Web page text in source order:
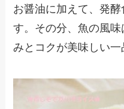
お醤油に加えて、発
す。その分、魚の風
みとコクが美味しい一